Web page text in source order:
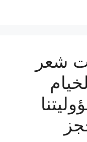
شعر